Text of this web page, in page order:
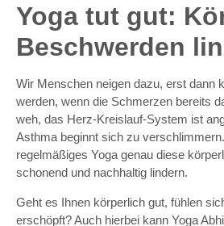
Yoga tut gut:
Beschwerden
Wir Menschen neigen dazu, erst dann
werden, wenn die Schmerzen bereits
weh, das Herz-Kreislauf-System ist
Asthma beginnt sich zu
regelmäßiges Yoga genau diese
schonend und nachhaltig lindern.
Geht es Ihnen körperlich gut, fühlen
erschöpft? Auch hierbei kann Yoga